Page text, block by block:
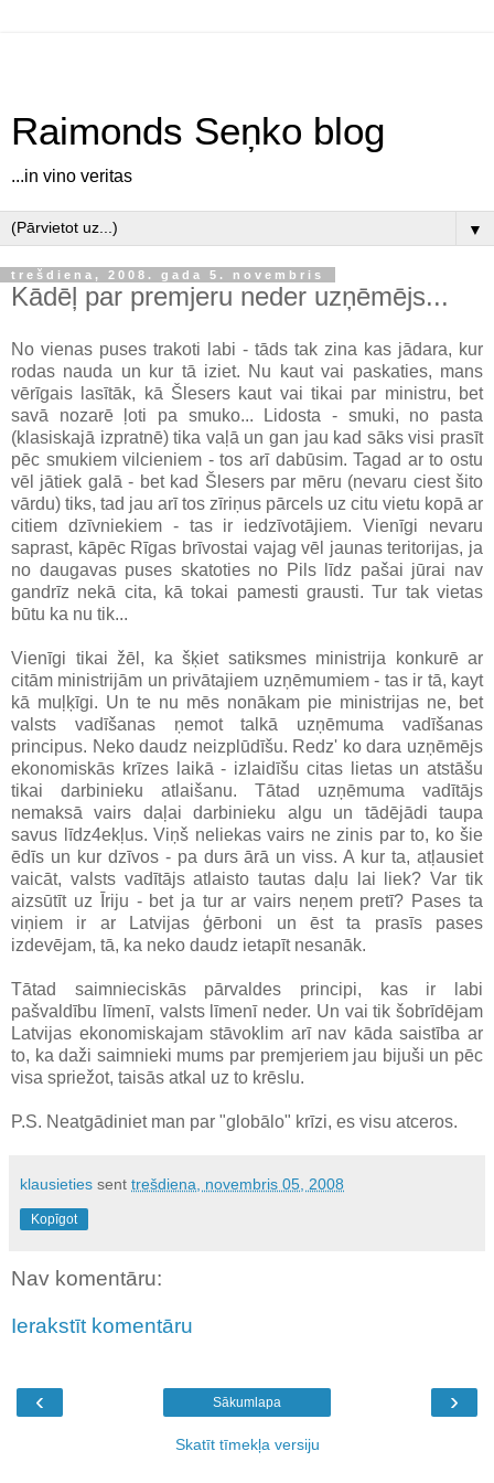
Raimonds Seņko blog
...in vino veritas
▼
trešdiena, 2008. gada 5. novembris
Kādēļ par premjeru neder uzņēmējs...
No vienas puses trakoti labi - tāds tak zina kas jādara, kur
rodas nauda un kur tā iziet. Nu kaut vai paskaties, mans
vērīgais lasītāk, kā Šlesers kaut vai tikai par ministru, bet
savā nozarē ļoti pa smuko... Lidosta - smuki, no pasta
(klasiskajā izpratnē) tika vaļā un gan jau kad sāks visi prasīt
pēc smukiem vilcieniem - tos arī dabūsim. Tagad ar to ostu
vēl jātiek galā - bet kad Šlesers par mēru (nevaru ciest šito
vārdu) tiks, tad jau arī tos zīriņus pārcels uz citu vietu kopā ar
citiem dzīvniekiem - tas ir iedzīvotājiem. Vienīgi nevaru
saprast, kāpēc Rīgas brīvostai vajag vēl jaunas teritorijas, ja
no daugavas puses skatoties no Pils līdz pašai jūrai nav
gandrīz nekā cita, kā tokai pamesti grausti. Tur tak vietas
būtu ka nu tik...
Vienīgi tikai žēl, ka šķiet satiksmes ministrija konkurē ar
citām ministrijām un privātajiem uzņēmumiem - tas ir tā, kayt
kā muļķīgi. Un te nu mēs nonākam pie ministrijas ne, bet
valsts vadīšanas ņemot talkā uzņēmuma vadīšanas
principus. Neko daudz neizplūdīšu. Redz' ko dara uzņēmējs
ekonomiskās krīzes laikā - izlaidīšu citas lietas un atstāšu
tikai darbinieku atlaišanu. Tātad uzņēmuma vadītājs
nemaksā vairs daļai darbinieku algu un tādējādi taupa
savus līdz4ekļus. Viņš neliekas vairs ne zinis par to, ko šie
ēdīs un kur dzīvos - pa durs ārā un viss. A kur ta, atļausiet
vaicāt, valsts vadītājs atlaisto tautas daļu lai liek? Var tik
aizsūtīt uz Īriju - bet ja tur ar vairs neņem pretī? Pases ta
viņiem ir ar Latvijas ģērboni un ēst ta prasīs pases
izdevējam, tā, ka neko daudz ietapīt nesanāk.
Tātad saimnieciskās pārvaldes principi, kas ir labi
pašvaldību līmenī, valsts līmenī neder. Un vai tik šobrīdējam
Latvijas ekonomiskajam stāvoklim arī nav kāda saistība ar
to, ka daži saimnieki mums par premjeriem jau bijuši un pēc
visa spriežot, taisās atkal uz to krēslu.
P.S. Neatgādiniet man par "globālo" krīzi, es visu atceros.
klausieties sent trešdiena, novembris 05, 2008
Kopīgot
Nav komentāru:
Ierakstīt komentāru
‹ ›
Sākumlapa
Skatīt tīmekļa versiju